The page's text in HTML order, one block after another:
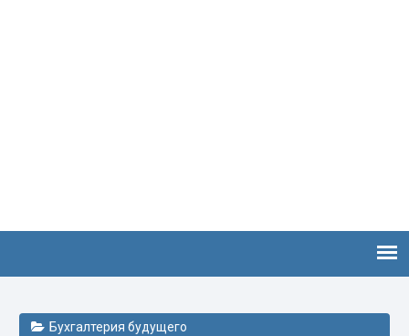
Бухгалтерия будущего